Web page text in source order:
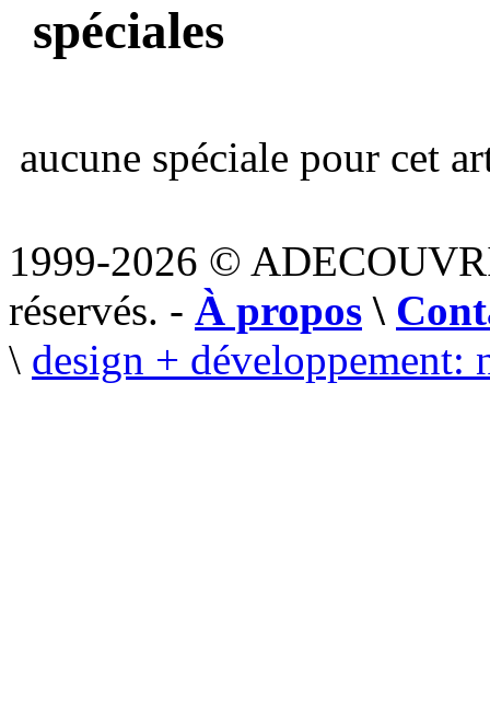
spéciales
aucune spéciale pour cet
1999-2026 ©
réservés. - À propos \
\ design + développement: